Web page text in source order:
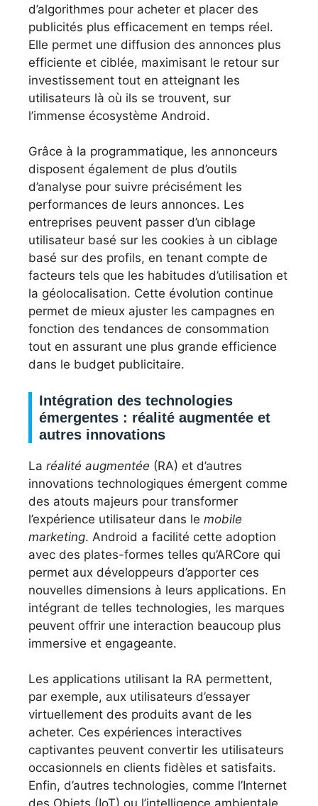
d’algorithmes pour acheter et placer des
publicités plus efficacement en temps réel.
Elle permet une diffusion des annonces plus
efficiente et ciblée, maximisant le retour sur
investissement tout en atteignant les
utilisateurs là où ils se trouvent, sur
l’immense écosystème Android.
Grâce à la programmatique, les annonceurs
disposent également de plus d’outils
d’analyse pour suivre précisément les
performances de leurs annonces. Les
entreprises peuvent passer d’un ciblage
utilisateur basé sur les cookies à un ciblage
basé sur des profils, en tenant compte de
facteurs tels que les habitudes d’utilisation et
la géolocalisation. Cette évolution continue
permet de mieux ajuster les campagnes en
fonction des tendances de consommation
tout en assurant une plus grande efficience
dans le budget publicitaire.
Intégration des technologies
émergentes : réalité augmentée et
autres innovations
La réalité augmentée (RA) et d’autres
innovations technologiques émergent comme
des atouts majeurs pour transformer
l’expérience utilisateur dans le mobile
marketing. Android a facilité cette adoption
avec des plates-formes telles qu’ARCore qui
permet aux développeurs d’apporter ces
nouvelles dimensions à leurs applications. En
intégrant de telles technologies, les marques
peuvent offrir une interaction beaucoup plus
immersive et engageante.
Les applications utilisant la RA permettent,
par exemple, aux utilisateurs d’essayer
virtuellement des produits avant de les
acheter. Ces expériences interactives
captivantes peuvent convertir les utilisateurs
occasionnels en clients fidèles et satisfaits.
Enfin, d’autres technologies, comme l’Internet